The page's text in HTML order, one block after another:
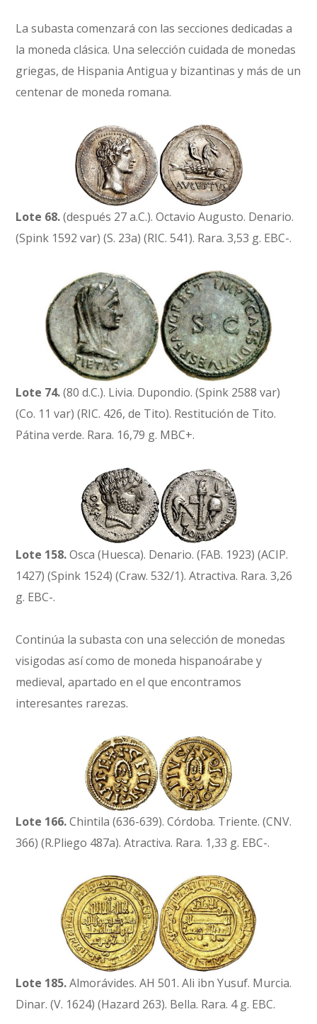
La subasta comenzará con las secciones dedicadas a
la moneda clásica. Una selección cuidada de monedas
griegas, de Hispania Antigua y bizantinas y más de un
centenar de moneda romana.
Lote 68.(después 27 a.C.). Octavio Augusto. Denario.
(Spink 1592 var) (S. 23a) (RIC. 541). Rara. 3,53 g. EBC-.
Lote 74.(80 d.C.). Livia. Dupondio. (Spink 2588 var)
(Co. 11 var) (RIC. 426, de Tito). Restitución de Tito.
Pátina verde. Rara. 16,79 g. MBC+.
Lote 158.Osca (Huesca). Denario. (FAB. 1923) (ACIP.
1427) (Spink 1524) (Craw. 532/1). Atractiva. Rara. 3,26
g. EBC-.
Continúa la subasta con una selección de monedas
visigodas así como de moneda hispanoárabe y
medieval, apartado en el que encontramos
interesantes rarezas.
Lote 166.Chintila (636-639). Córdoba. Triente. (CNV.
366) (R.Pliego 487a). Atractiva. Rara. 1,33 g. EBC-.
Lote 185.Almorávides. AH 501. Ali ibn Yusuf. Murcia.
Dinar. (V. 1624) (Hazard 263). Bella. Rara. 4 g. EBC.